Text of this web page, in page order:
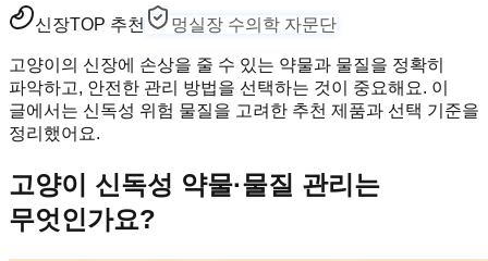
신장TOP 추천 멍실장 수의학 자문단
고양이의 신장에 손상을 줄 수 있는 약물과 물질을 정확히
파악하고, 안전한 관리 방법을 선택하는 것이 중요해요. 이
글에서는 신독성 위험 물질을 고려한 추천 제품과 선택 기준을
정리했어요.
고양이 신독성 약물·물질 관리는
무엇인가요?